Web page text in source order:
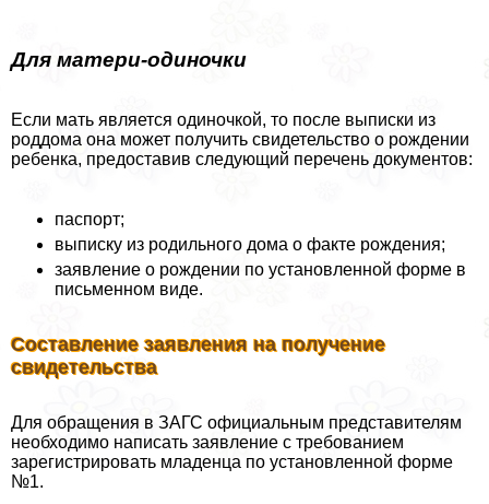
Для матери-одиночки
Если мать является одиночкой, то после выписки из
роддома она может получить свидетельство о рождении
ребенка, предоставив следующий перечень документов:
паспорт;
выписку из родильного дома о факте рождения;
заявление о рождении по установленной форме в
письменном виде.
Составление заявления на получение
свидетельства
Для обращения в ЗАГС официальным представителям
необходимо написать заявление с требованием
зарегистрировать младенца по установленной форме
№1.